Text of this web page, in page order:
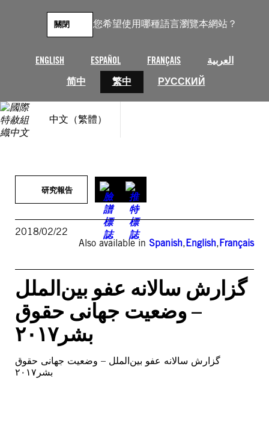
您希望使用哪種語言瀏覽本網站？
ENGLISH ESPAÑOL FRANÇAIS
العربية
简中
繁中 РУССКИЙ
關閉
中文（繁體）
研究報告
2018/02/22
Also available in Spanish,English,Français
گزارش سالانه عفو بین‌الملل
– وضعیت جهانی حقوق
بشر۲۰۱۷
گزارش سالانه عفو بین‌الملل – وضعیت جهانی حقوق
بشر۲۰۱۷